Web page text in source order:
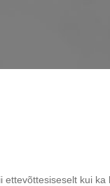
ettevõttesiseselt kui ka